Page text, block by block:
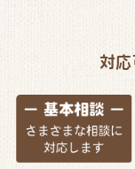
対